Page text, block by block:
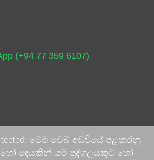
(+94 77 359 6107)
මෙම වෙබ් අඩවියේ පළකරනු
දෙයකින් යම් පුද්ගලයකුට හෝ